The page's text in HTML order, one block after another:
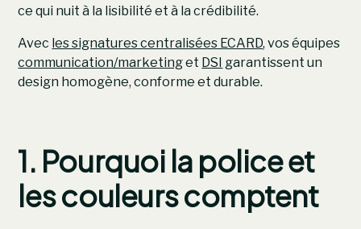
ce qui nuit à la lisibilité et à la crédibilité.
Avec les signatures centralisées ECARD, vos équipes
communication/marketinget DSI garantissent un
design homogène, conforme et durable.
1. Pourquoi la police et
les couleurs comptent